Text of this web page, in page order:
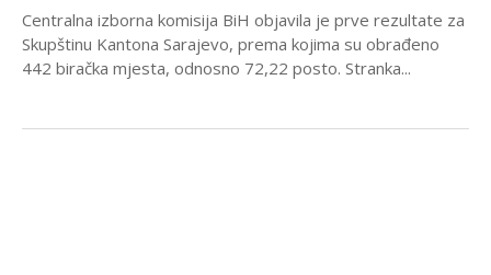
Centralna izborna komisija BiH objavila je prve rezultate za
Skupštinu Kantona Sarajevo, prema kojima su obrađeno
442 biračka mjesta, odnosno 72,22 posto. Stranka...